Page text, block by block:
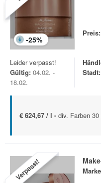
-25%
Preis:
Leider verpasst!
Gültig: 04.02. -
18.02.
Stadt:
€ 624,67 / l - div. Farben 30
Verpasst!